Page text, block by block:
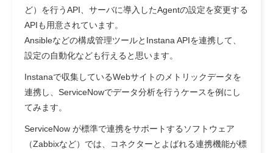
ど）を行うAPI、サーバに導入したAgentの設定を変更する
APIも用意されています。
Ansibleなどの構成管理ツールとInstana APIを連携して、
設定の自動化なども行えると思います。
Instanaで収集しているWebサイトのメトリックデータを
連携し、ServiceNowでデータ分析を行うケースを例にし
てみます。
ServiceNow が標準で連携をサポートするソフトウェア
（Zabbixなど）では、コネクターとよばれる連携機能が標